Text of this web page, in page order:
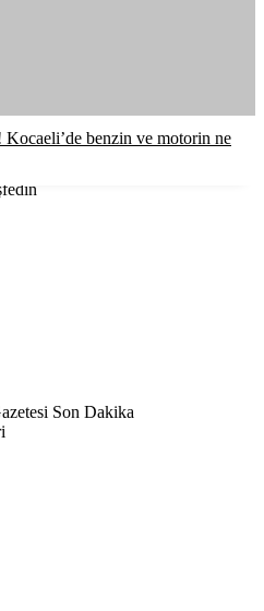
benzin ve motorin ne